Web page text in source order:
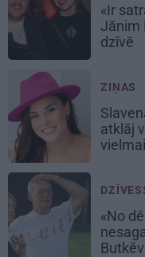
«Ir
Jānim
dzīvē
ZIŅAS
atklāj
«No